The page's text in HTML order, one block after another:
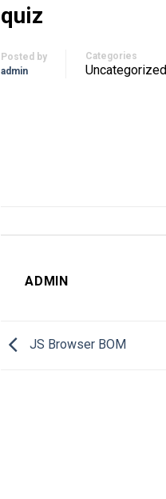
quiz
Posted by
admin
Categories
Uncategorized
ADMIN
JS Browser BOM